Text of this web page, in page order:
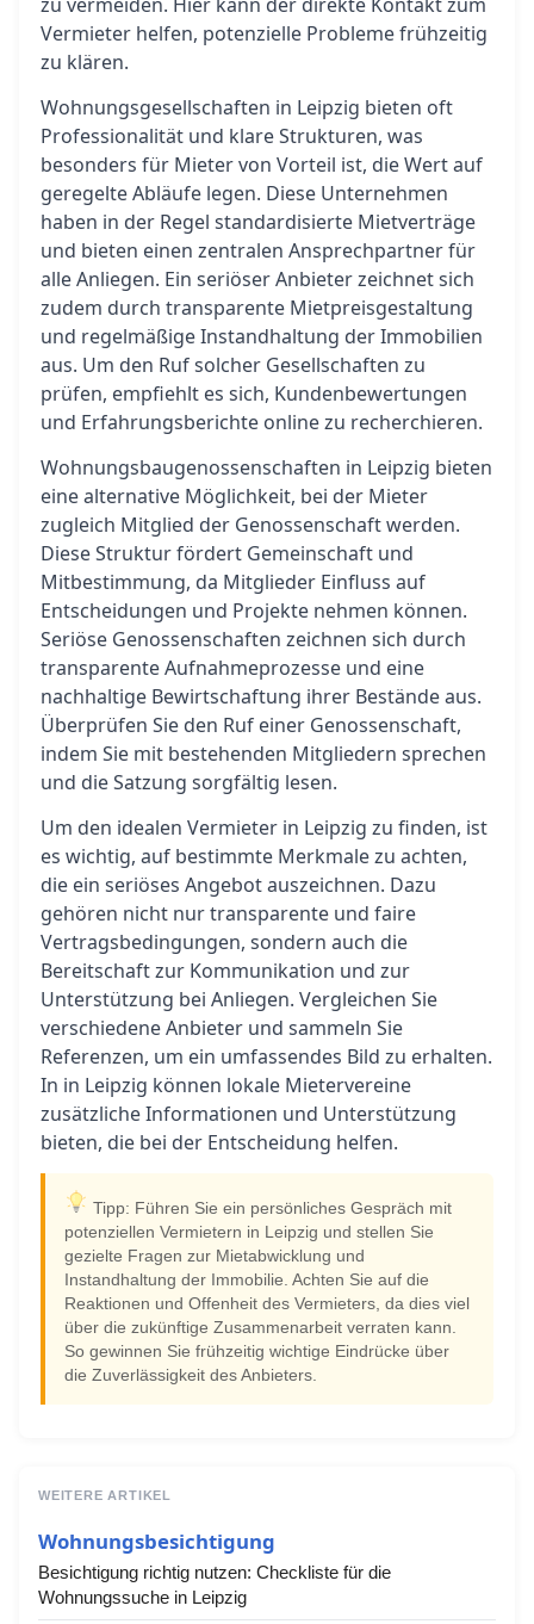
Vermieter helfen, potenzielle Probleme frühzeitig
zu klären.
Wohnungsgesellschaften in Leipzig bieten oft
Professionalität und klare Strukturen, was
besonders für Mieter von Vorteil ist, die Wert auf
geregelte Abläufe legen. Diese Unternehmen
haben in der Regel standardisierte Mietverträge
und bieten einen zentralen Ansprechpartner für
alle Anliegen. Ein seriöser Anbieter zeichnet sich
zudem durch transparente Mietpreisgestaltung
und regelmäßige Instandhaltung der Immobilien
aus. Um den Ruf solcher Gesellschaften zu
prüfen, empfiehlt es sich, Kundenbewertungen
und Erfahrungsberichte online zu recherchieren.
Wohnungsbaugenossenschaften in Leipzig bieten
eine alternative Möglichkeit, bei der Mieter
zugleich Mitglied der Genossenschaft werden.
Diese Struktur fördert Gemeinschaft und
Mitbestimmung, da Mitglieder Einfluss auf
Entscheidungen und Projekte nehmen können.
Seriöse Genossenschaften zeichnen sich durch
transparente Aufnahmeprozesse und eine
nachhaltige Bewirtschaftung ihrer Bestände aus.
Überprüfen Sie den Ruf einer Genossenschaft,
indem Sie mit bestehenden Mitgliedern sprechen
und die Satzung sorgfältig lesen.
Um den idealen Vermieter in Leipzig zu finden, ist
es wichtig, auf bestimmte Merkmale zu achten,
die ein seriöses Angebot auszeichnen. Dazu
gehören nicht nur transparente und faire
Vertragsbedingungen, sondern auch die
Bereitschaft zur Kommunikation und zur
Unterstützung bei Anliegen. Vergleichen Sie
verschiedene Anbieter und sammeln Sie
Referenzen, um ein umfassendes Bild zu erhalten.
In in Leipzig können lokale Mietervereine
zusätzliche Informationen und Unterstützung
bieten, die bei der Entscheidung helfen.
Tipp: Führen Sie ein persönliches Gespräch mit
potenziellen Vermietern in Leipzig und stellen Sie
gezielte Fragen zur Mietabwicklung und
Instandhaltung der Immobilie. Achten Sie auf die
Reaktionen und Offenheit des Vermieters, da dies viel
über die zukünftige Zusammenarbeit verraten kann.
So gewinnen Sie frühzeitig wichtige Eindrücke über
die Zuverlässigkeit des Anbieters.
WEITERE ARTIKEL
Wohnungsbesichtigung
Besichtigung richtig nutzen: Checkliste für die
Wohnungssuche in Leipzig